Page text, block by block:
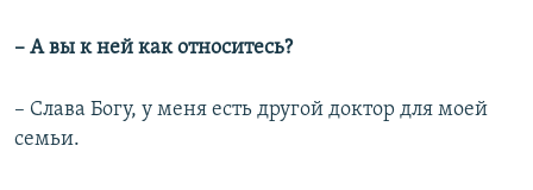
– А вы к ней как относитесь?
– Слава Богу, у меня есть другой доктор для моей
семьи.